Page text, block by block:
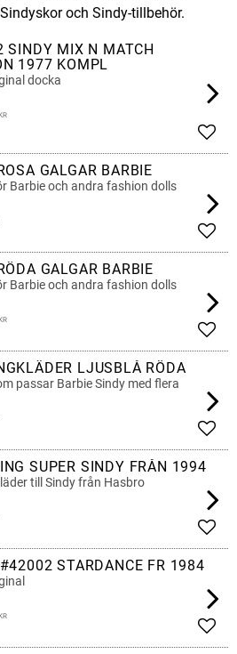
och Sindy-tillbehör.
SINDY MIX N MATCH
1977 KOMPL
docka
KR
GALGAR BARBIE
Barbie och andra fashion dolls
GALGAR BARBIE
Barbie och andra fashion dolls
KR
LJUSBLÅ RÖDA
passar Barbie Sindy med flera
SUPER SINDY FRÅN 1994
till Sindy från Hasbro
STARDANCE FR 1984
KR